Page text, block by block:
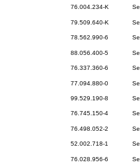
76.004.234-K
79.509.640-K
78.562.990-6
88.056.400-5
76.337.360-6
77.094.880-0
99.529.190-8
76.745.150-4
76.498.052-2
52.002.718-1
76.028.956-6